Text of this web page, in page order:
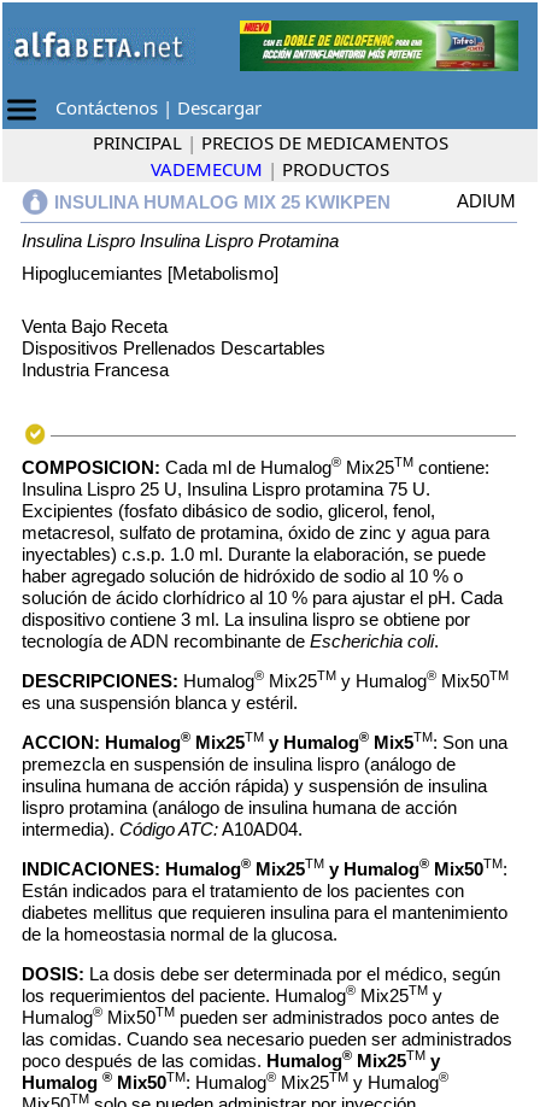
Contáctenos | Descargar
PRINCIPAL | PRECIOS DE MEDICAMENTOS
VADEMECUM | PRODUCTOS
INSULINA HUMALOG MIX 25 KWIKPEN
ADIUM
Insulina Lispro Insulina Lispro Protamina
Hipoglucemiantes [Metabolismo]
Venta Bajo Receta
Dispositivos Prellenados Descartables
Industria Francesa
COMPOSICION: Cada ml de Humalog® Mix25TM contiene:
Insulina Lispro 25 U, Insulina Lispro protamina 75 U.
Excipientes (fosfato dibásico de sodio, glicerol, fenol,
metacresol, sulfato de protamina, óxido de zinc y agua para
inyectables) c.s.p. 1.0 ml. Durante la elaboración, se puede
haber agregado solución de hidróxido de sodio al 10 % o
solución de ácido clorhídrico al 10 % para ajustar el pH. Cada
dispositivo contiene 3 ml. La insulina lispro se obtiene por
tecnología de ADN recombinante de Escherichia coli.
DESCRIPCIONES: Humalog® Mix25TM y Humalog® Mix50TM
es una suspensión blanca y estéril.
ACCION: Humalog® Mix25TM y Humalog® Mix5TM: Son una
premezcla en suspensión de insulina lispro (análogo de
insulina humana de acción rápida) y suspensión de insulina
lispro protamina (análogo de insulina humana de acción
intermedia). Código ATC:A10AD04.
INDICACIONES: Humalog® Mix25TM y Humalog® Mix50TM:
Están indicados para el tratamiento de los pacientes con
diabetes mellitus que requieren insulina para el mantenimiento
de la homeostasia normal de la glucosa.
DOSIS: La dosis debe ser determinada por el médico, según
los requerimientos del paciente. Humalog® Mix25TM y
Humalog® Mix50TM pueden ser administrados poco antes de
las comidas. Cuando sea necesario pueden ser administrados
poco después de las comidas. Humalog® Mix25TM y
Humalog ® Mix50TM: Humalog® Mix25TM y Humalog®
TM